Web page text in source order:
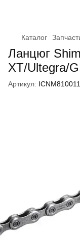
Каталог
Ланцюг
XT/Ultegra/
Артикул: